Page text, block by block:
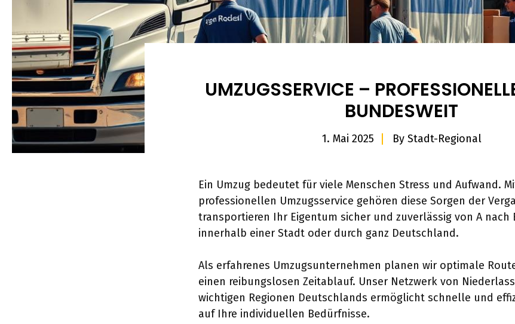
UMZUGSSERVICE –
BUNDESWEIT
1. Mai 2025 By Stadt-Regional
Ein Umzug bedeutet für viele Menschen Stress und Aufwand.
professionellen Umzugsservice gehören diese Sorgen der
transportieren Ihr Eigentum sicher und zuverlässig von A nach
innerhalb einer Stadt oder durch ganz Deutschland.
Als erfahrenes Umzugsunternehmen planen wir optimale
einen reibungslosen Zeitablauf. Unser Netzwerk von
wichtigen Regionen Deutschlands ermöglicht schnelle und
auf Ihre individuellen Bedürfnisse.